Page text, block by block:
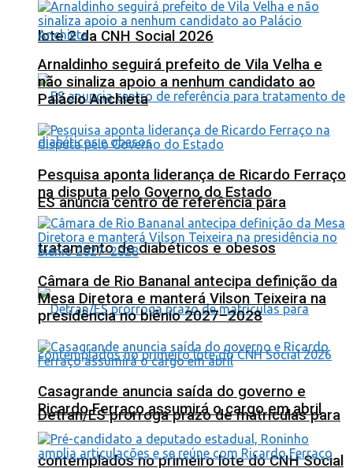
lote 2 da CNH Social 2026
ES anuncia centro de referência para
tratamento de diabéticos e obesos
Detran/ES prorroga prazo de matrículas para
contemplados no primeiro lote do CNH Social
Arnaldinho seguirá prefeito de Vila Velha e
não sinaliza apoio a nenhum candidato ao
Palácio Anchieta
Pesquisa aponta liderança de Ricardo Ferraço
na disputa pelo Governo do Estado
Câmara de Rio Bananal antecipa definição da
Mesa Diretora e manterá Vilson Teixeira na
presidência no biênio 2027–2028
Casagrande anuncia saída do governo e
Ricardo Ferraço assumirá o cargo em abril